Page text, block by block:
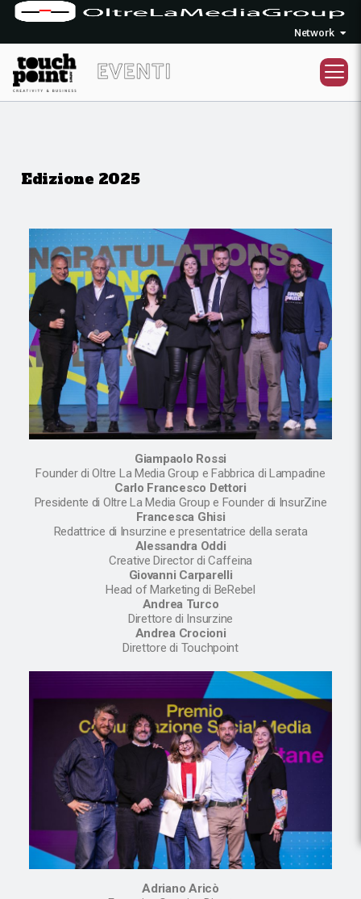
Network
Edizione 2025
Giampaolo Rossi
Founder di Oltre La Media Group e Fabbrica di Lampadine
Carlo Francesco Dettori
Presidente di Oltre La Media Group e Founder di InsurZine
Francesca Ghisi
Redattrice di Insurzine e presentatrice della serata
Alessandra Oddi
Creative Director di Caffeina
Giovanni Carparelli
Head of Marketing di BeRebel
Andrea Turco
Direttore di Insurzine
Andrea Crocioni
Direttore di Touchpoint
Adriano Aricò